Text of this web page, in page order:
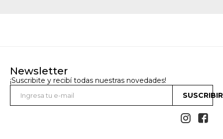
Newsletter
¡Suscribite y recibí todas nuestras novedades!
 